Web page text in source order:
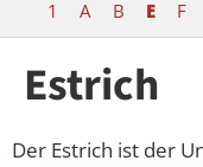
1 A B E F
Estrich
Der Estrich ist der